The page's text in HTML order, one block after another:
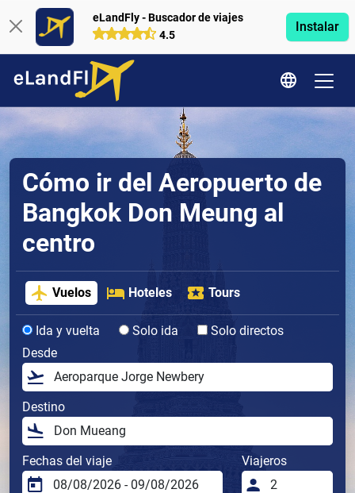
eLandFly - Buscador de viajes
4.5
Instalar
Cómo ir del Aeropuerto de
Bangkok Don Meung al
centro
Vuelos Hoteles Tours
Ida y vuelta Solo ida
Solo directos
Desde
Destino
Fechas del viaje Viajeros